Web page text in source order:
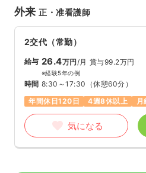
外来正・准看護師
2交代（常勤）
給与 26.4万円 /月 賞与99.2万円
※経験5年の例
時間 8:30～17:30 （休憩60分）
年間休日120日
4週8休以上
気になる